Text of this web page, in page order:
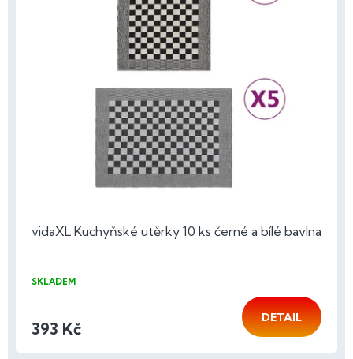
vidaXL Kuchyňské utěrky 10 ks černé a bílé bavlna
SKLADEM
393 Kč
DETAIL